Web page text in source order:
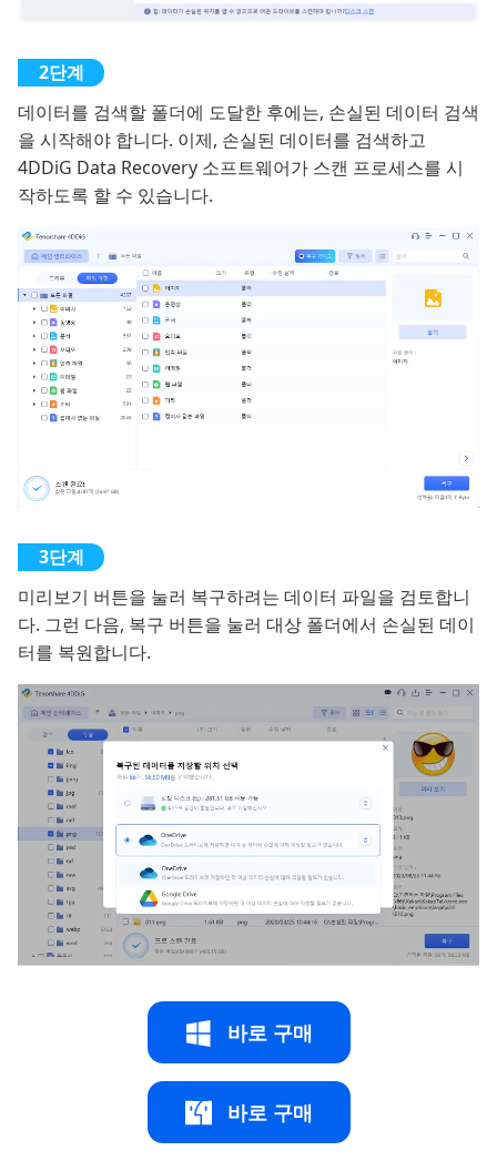
데이터를 검색할 폴더에 도달한 후에는, 손실된 데이터 검색
을 시작해야 합니다. 이제, 손실된 데이터를 검색하고
4DDiG Data Recovery 소프트웨어가 스캔 프로세스를 시
작하도록 할 수 있습니다.
미리보기 버튼을 눌러 복구하려는 데이터 파일을 검토합니
다. 그런 다음, 복구 버튼을 눌러 대상 폴더에서 손실된 데이
터를 복원합니다.
바로 구매
바로 구매